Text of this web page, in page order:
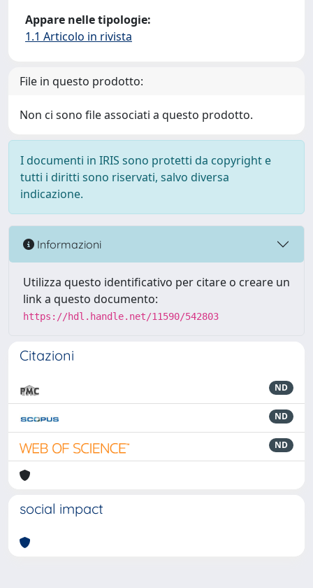
Appare nelle tipologie:
1.1 Articolo in rivista
File in questo prodotto:
Non ci sono file associati a questo prodotto.
I documenti in IRIS sono protetti da copyright e
tutti i diritti sono riservati, salvo diversa
indicazione.
Informazioni
Utilizza questo identificativo per citare o creare un
link a questo documento:
https://hdl.handle.net/11590/542803
Citazioni
ND
ND
ND
social impact